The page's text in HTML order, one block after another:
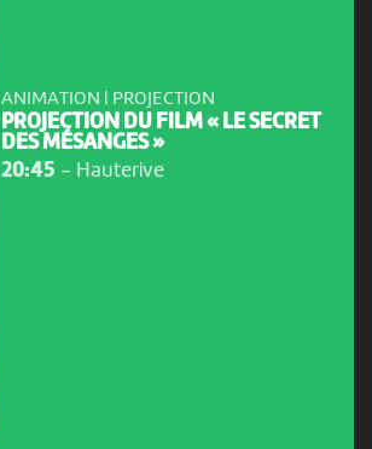
ANIMATION | PROJECTION
PROJECTION DU FILM « LE SECRET
DES MÉSANGES »
20:45 - Hauterive